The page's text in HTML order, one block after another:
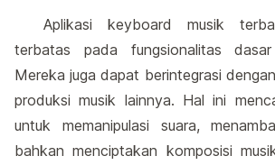
Aplikasi keyboard musik
terbatas pada fungsionalitas
Mereka juga dapat berintegrasi
produksi musik lainnya. Hal ini
untuk memanipulasi suara,
bahkan menciptakan komposisi